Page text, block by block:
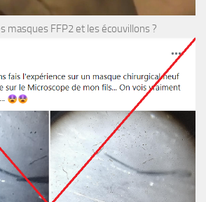
masques FFP2 et les écouvillons ?